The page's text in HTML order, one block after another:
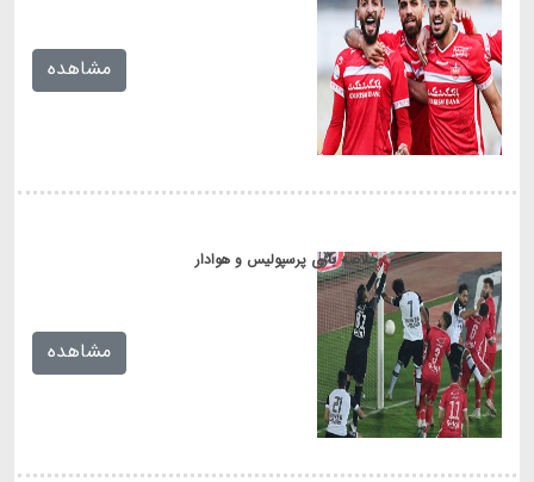
[...]
مشاهده
خلاصه بازی پرسپولیس و هوادار
[...]
مشاهده